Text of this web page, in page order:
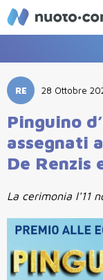
RE 28 Ottobre
Pinguino
assegnati
De Renzis
La cerimonia l'11